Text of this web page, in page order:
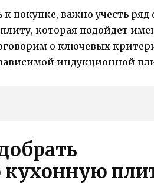
покупке, важно учесть
которая подойдет
о ключевых
индукционной
кухонную